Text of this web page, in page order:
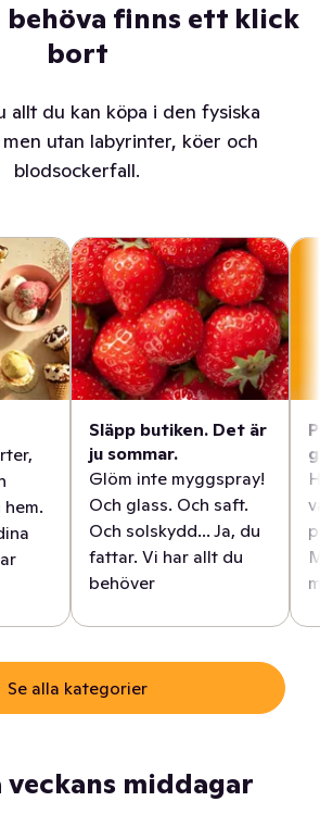
behöva finns ett klick
bort
allt du kan köpa i den fysiska
utan labyrinter, köer och
blodsockerfall.
Släpp butiken. Det är
ju sommar.
Glöm inte myggspray!
Och glass. Och saft.
Och solskydd... Ja, du
fattar. Vi har allt du
behöver
Se alla kategorier
veckans middagar